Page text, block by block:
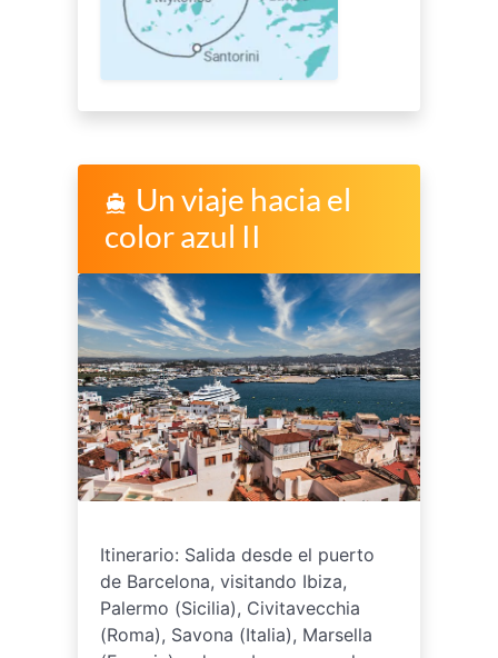
directions_boat Un viaje hacia el
color azul II
Itinerario: Salida desde el puerto
de Barcelona, visitando Ibiza,
Palermo (Sicilia), Civitavecchia
(Roma), Savona (Italia), Marsella